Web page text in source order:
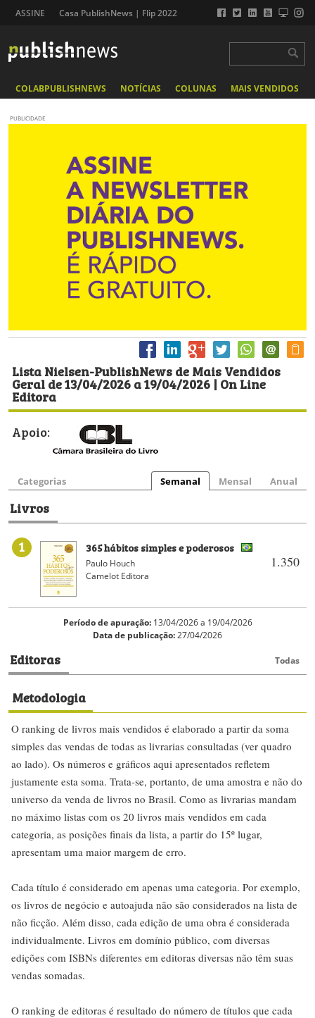
ASSINE Casa PublishNews | Flip 2022
COLABPUBLISHNEWS NOTÍCIAS COLUNAS MAIS VENDIDOS
PUBLICIDADE
Lista Nielsen-PublishNews de Mais Vendidos
Geral de 13/04/2026 a 19/04/2026 | On Line
Editora
Apoio:
Categorias Semanal Mensal Anual
Livros
1
1.350
365 hábitos simples e poderosos
Paulo Houch
Camelot Editora
Período de apuração:13/04/2026 a 19/04/2026
Data de publicação:27/04/2026
Editoras Todas
Metodologia
O ranking de livros mais vendidos é elaborado a partir da soma
simples das vendas de todas as livrarias consultadas (ver quadro
ao lado). Os números e gráficos aqui apresentados refletem
justamente esta soma. Trata-se, portanto, de uma amostra e não do
universo da venda de livros no Brasil. Como as livrarias mandam
no máximo listas com os 20 livros mais vendidos em cada
categoria, as posições finais da lista, a partir do 15º lugar,
apresentam uma maior margem de erro.
Cada título é considerado em apenas uma categoria. Por exemplo,
os livros de negócio e autoajuda não são considerados na lista de
não ficção. Além disso, cada edição de uma obra é considerada
individualmente. Livros em domínio público, com diversas
edições com ISBNs diferentes em editoras diversas não têm suas
vendas somadas.
O ranking de editoras é resultado do número de títulos que cada